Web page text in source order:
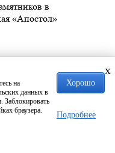
в
«Апостол»
x
на
данных в
Заблокировать
браузера.
Хорошо
Подробнее